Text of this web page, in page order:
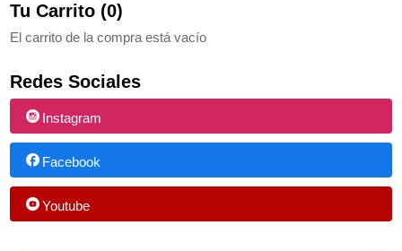
Tu Carrito (0)
El carrito de la compra está vacío
Redes Sociales
Instagram
Facebook
Youtube